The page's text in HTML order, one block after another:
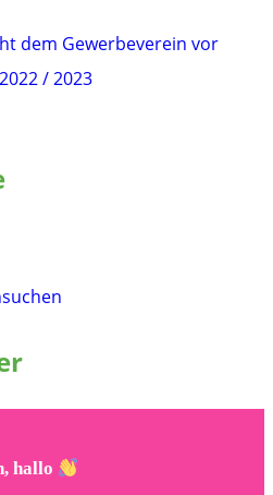
dem Gewerbeverein vor
/ 2023
hallo